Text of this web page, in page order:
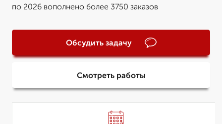
по 2026 вополнено более 3750 заказов
Обсудить задачу
Смотреть работы